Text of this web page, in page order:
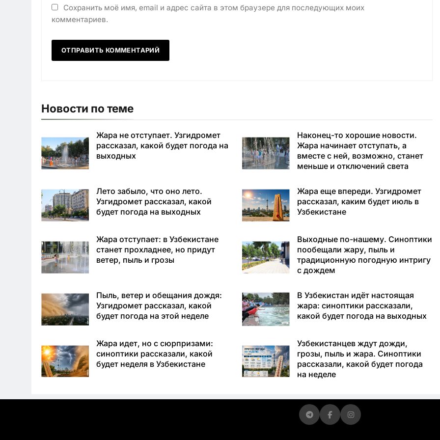
Сохранить моё имя, email и адрес сайта в этом браузере для последующих моих
комментариев.
Новости по теме
Жара не отступает. Узгидромет
рассказал, какой будет погода на
выходных
Наконец-то хорошие новости.
Жара начинает отступать, а
вместе с ней, возможно, станет
меньше и отключений света
Лето забыло, что оно лето.
Узгидромет рассказал, какой
будет погода на выходных
Жара еще впереди. Узгидромет
рассказал, каким будет июль в
Узбекистане
Жара отступает: в Узбекистане
станет прохладнее, но придут
ветер, пыль и грозы
Выходные по-нашему. Синоптики
пообещали жару, пыль и
традиционную погодную интригу
с дождем
Пыль, ветер и обещания дождя:
Узгидромет рассказал, какой
будет погода на этой неделе
В Узбекистан идёт настоящая
жара: синоптики рассказали,
какой будет погода на выходных
Жара идет, но с сюрпризами:
синоптики рассказали, какой
будет неделя в Узбекистане
Узбекистанцев ждут дожди,
грозы, пыль и жара. Синоптики
рассказали, какой будет погода
на неделе